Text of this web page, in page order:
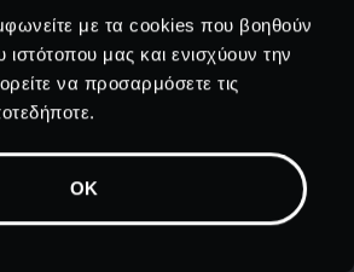
με τα cookies που βοηθούν
ιστότοπου μας και ενισχύουν την
να προσαρμόσετε τις
OK
Γονικοί ελέγχοι